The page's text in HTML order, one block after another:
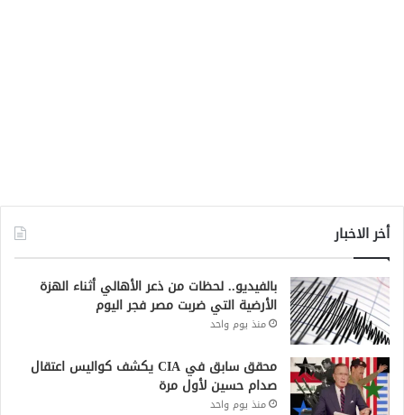
أخر الاخبار
بالفيديو.. لحظات من ذعر الأهالي أثناء الهزة
الأرضية التي ضربت مصر فجر اليوم
منذ يوم واحد
محقق سابق في CIA يكشف كواليس اعتقال
صدام حسين لأول مرة
منذ يوم واحد